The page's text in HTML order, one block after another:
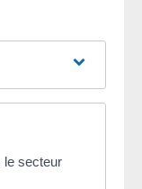
le secteur